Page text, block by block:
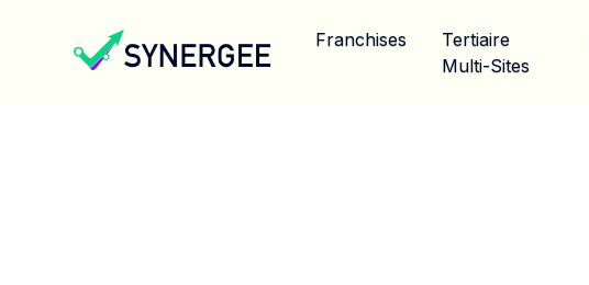
Franchises
Tertiaire
Multi-Sites